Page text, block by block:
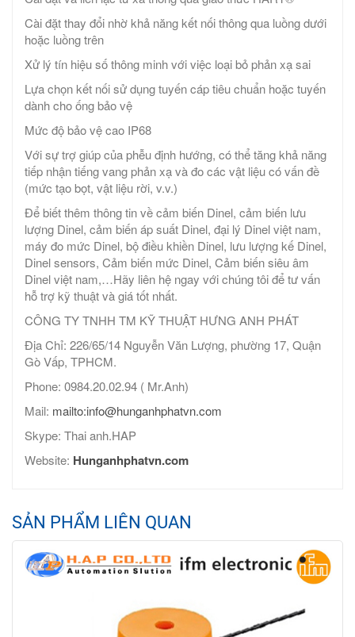
Cài đặt thay đổi nhờ khả năng kết nối thông qua luồng dưới
hoặc luồng trên
Xử lý tín hiệu số thông minh với việc loại bỏ phản xạ sai
Lựa chọn kết nối sử dụng tuyến cáp tiêu chuẩn hoặc tuyến
dành cho ống bảo vệ
Mức độ bảo vệ cao IP68
Với sự trợ giúp của phễu định hướng, có thể tăng khả năng
tiếp nhận tiếng vang phản xạ và đo các vật liệu có vấn đề
(mức tạo bọt, vật liệu rời, v.v.)
Để biết thêm thông tin về cảm biến Dinel, cảm biến lưu
lượng Dinel, cảm biến áp suất Dinel, đại lý Dinel việt nam,
máy đo mức Dinel, bộ điều khiền Dinel, lưu lượng kế Dinel,
Dinel sensors, Cảm biến mức Dinel, Cảm biến siêu âm
Dinel việt nam,…Hãy liên hệ ngay với chúng tôi để tư vấn
hỗ trợ kỹ thuật và giá tốt nhất.
CÔNG TY TNHH TM KỸ THUẬT HƯNG ANH PHÁT
Địa Chỉ: 226/65/14 Nguyễn Văn Lượng, phường 17, Quận
Gò Vấp, TPHCM.
Phone: 0984.20.02.94 ( Mr.Anh)
Mail: mailto:info@hunganhphatvn.com
Skype: Thai anh.HAP
Website: Hunganhphatvn.com
SẢN PHẨM LIÊN QUAN